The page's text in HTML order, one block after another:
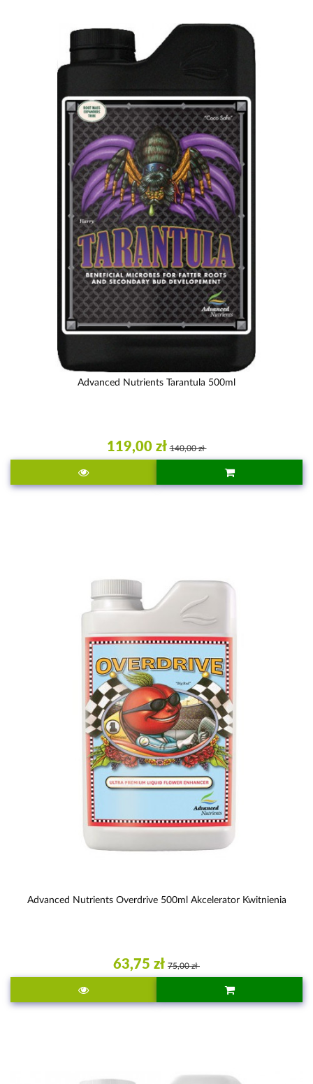
Advanced Nutrients Tarantula 500ml
119,00 zł 140,00 zł
Advanced Nutrients Overdrive 500ml Akcelerator Kwitnienia
63,75 zł 75,00 zł